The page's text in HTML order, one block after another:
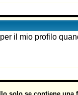
il mio profilo